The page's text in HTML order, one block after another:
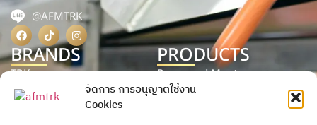
จัดการ การอนุญาตใช้งาน
Cookies
@AFMTRK
BRANDS
TRK
TRP
PRODUCTS
Processed Meat
Processed Food